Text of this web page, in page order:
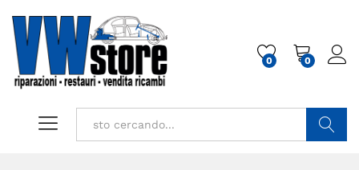
0 0